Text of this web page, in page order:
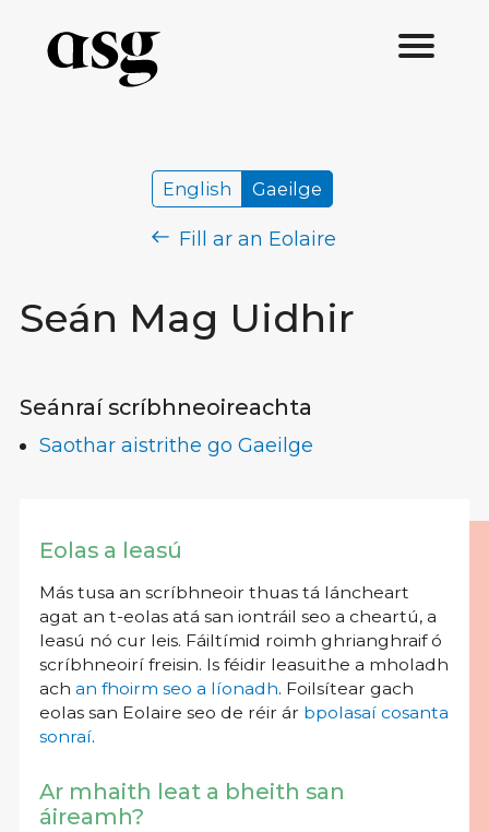
Seán Mag Uidhir
English Gaeilge
Fill ar an Eolaire
Seánraí scríbhneoireachta
Saothar aistrithe go Gaeilge
Eolas a leasú
Más tusa an scríbhneoir thuas tá láncheart
agat an t-eolas atá san iontráil seo a cheartú, a
leasú nó cur leis. Fáiltímid roimh ghrianghraif ó
scríbhneoirí freisin. Is féidir leasuithe a mholadh
ach an fhoirm seo a líonadh. Foilsítear gach
eolas san Eolaire seo de réir ár bpolasaí cosanta
sonraí.
Ar mhaith leat a bheith san
áireamh?